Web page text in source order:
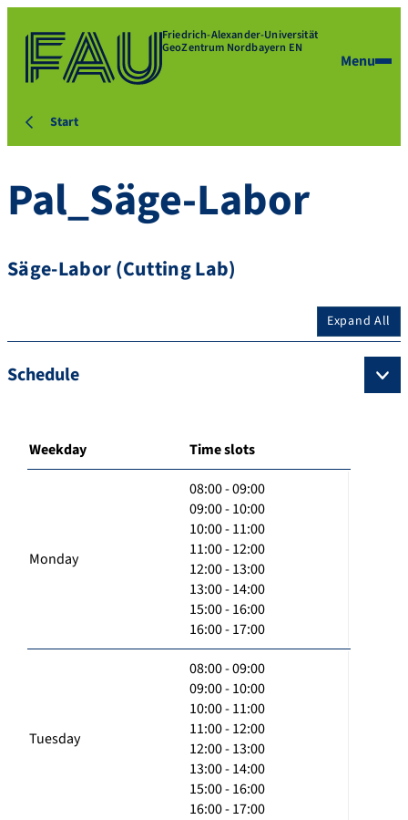
Friedrich-Alexander-Universität
GeoZentrum Nordbayern EN
Menu
Start
Pal_Säge-Labor
Säge-Labor (Cutting Lab)
Expand All
Schedule
Weekday Time slots
Monday
08:00 - 09:00
09:00 - 10:00
10:00 - 11:00
11:00 - 12:00
12:00 - 13:00
13:00 - 14:00
15:00 - 16:00
16:00 - 17:00
Tuesday
08:00 - 09:00
09:00 - 10:00
10:00 - 11:00
11:00 - 12:00
12:00 - 13:00
13:00 - 14:00
15:00 - 16:00
16:00 - 17:00